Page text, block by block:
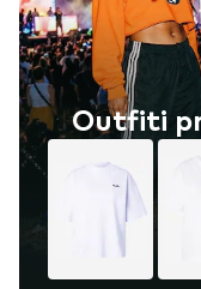
Outfiti